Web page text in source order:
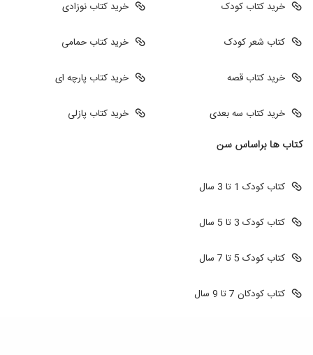
خرید کتاب کودک
کتاب شعر کودک
خرید کتاب قصه
خرید کتاب سه بعدی
خرید کتاب نوزادی
خرید کتاب حمامی
خرید کتاب پارچه ای
خرید کتاب پازلی
کتاب ها براساس سن
کتاب کودک 1 تا 3 سال
کتاب کودک 3 تا 5 سال
کتاب کودک 5 تا 7 سال
کتاب کودکان 7 تا 9 سال